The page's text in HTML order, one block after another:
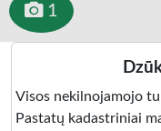
1
Visos nekilnojamojo
Pastatų kadastriniai